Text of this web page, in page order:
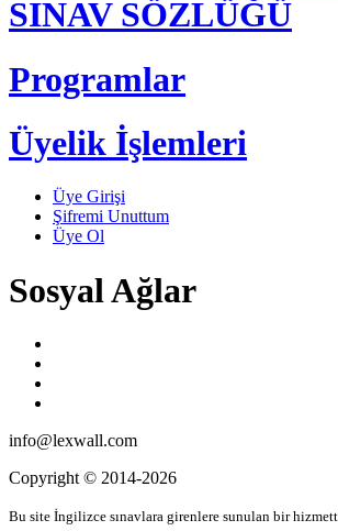
SINAV SÖZLÜĞÜ
Programlar
Üyelik İşlemleri
Üye Girişi
Şifremi Unuttum
Üye Ol
Sosyal Ağlar
info@lexwall.com
Copyright © 2014-2026
Bu site İngilizce sınavlara girenlere sunulan bir